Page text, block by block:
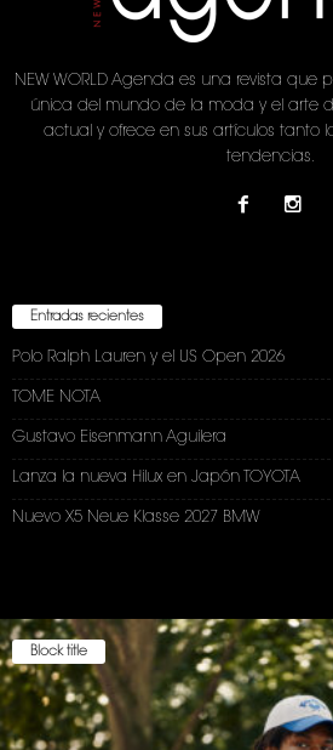
NEW WORLD Agenda es una revista
única del mundo de la moda y el arte
actual y ofrece en sus artículos tanto
tendencias.
Entradas recientes
Polo Ralph Lauren y el US Open 2026
TOME NOTA
Gustavo Eisenmann Aguilera
Lanza la nueva Hilux en Japón TOYOTA
Nuevo X5 Neue Klasse 2027 BMW
Block title